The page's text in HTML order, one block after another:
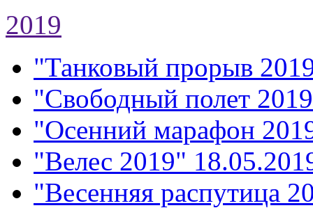
2019
"Танковый прорыв
"Свободный полет
"Осенний марафон
"Велес 2019"
"Весенняя распутица